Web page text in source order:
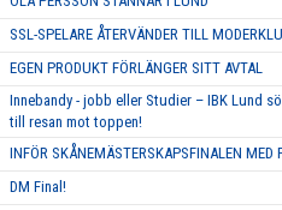
SSL-SPELARE ÅTERVÄNDER TILL
EGEN PRODUKT FÖRLÄNGER SITT AVTAL
Innebandy - jobb eller Studier – IBK Lund
till resan mot toppen!
INFÖR SKÅNEMÄSTERSKAPSFINALEN MED
DM Final!